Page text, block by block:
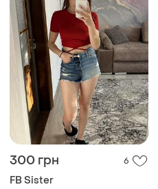
300 грн 6
FB Sister